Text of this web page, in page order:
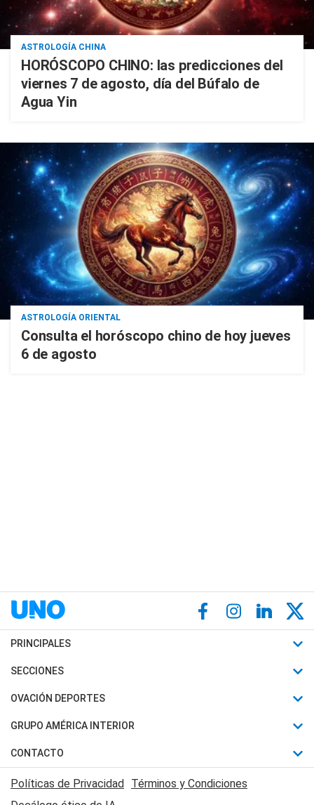
ASTROLOGÍA CHINA
HORÓSCOPO CHINO: las predicciones del
viernes 7 de agosto, día del Búfalo de
Agua Yin
ASTROLOGÍA ORIENTAL
Consulta el horóscopo chino de hoy jueves
6 de agosto
PRINCIPALES
Últimas Noticias
Política
Judiciales
Economia
SECCIONES
Horóscopo
Motores
Trucos caseros
Series y Películas
OVACIÓN DEPORTES
Fútbol
Mundial
Automovilismo
Rugby
GRUPO AMÉRICA INTERIOR
Canal 7 en Vivo
CONTACTO
Acerca de Nosotros
Contactanos
Políticas de Privacidad Términos y Condiciones